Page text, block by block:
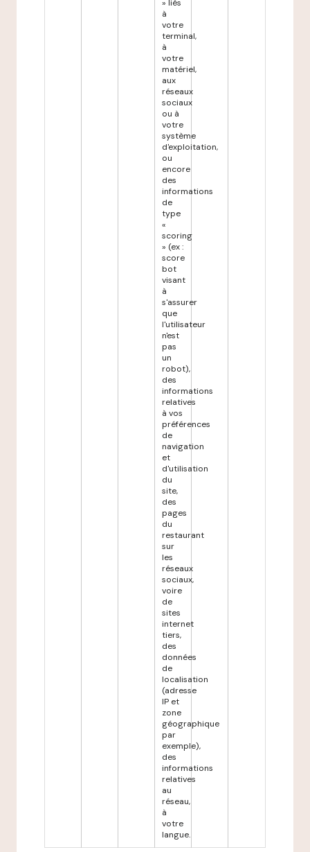
» liés
à
votre
terminal,
à
votre
matériel,
aux
réseaux
sociaux
ou à
votre
système
d'exploitation,
ou
encore
des
informations
de
type
«
scoring
» (ex :
score
bot
visant
à
s'assurer
que
l'utilisateur
n'est
pas
un
robot),
des
informations
relatives
à vos
préférences
de
navigation
et
d'utilisation
du
site,
des
pages
du
restaurant
sur
les
réseaux
sociaux,
voire
de
sites
internet
tiers,
des
données
de
localisation
(adresse
IP et
zone
géographique
par
exemple),
des
informations
relatives
au
réseau,
à
votre
langue.